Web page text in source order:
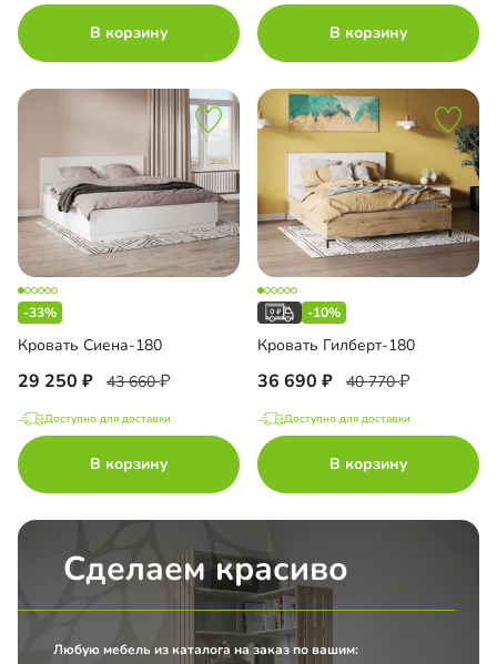
пленкой ПВХ
В корзину В корзину
-33%
Кровать Сиена-180
29 250 43 660
Доступно для доставки
В корзину
-10%
Кровать Гилберт-180
36 690 40 770
Доступно для доставки
В корзину
Сделаем красиво
Любую мебель из каталога на заказ по вашим: